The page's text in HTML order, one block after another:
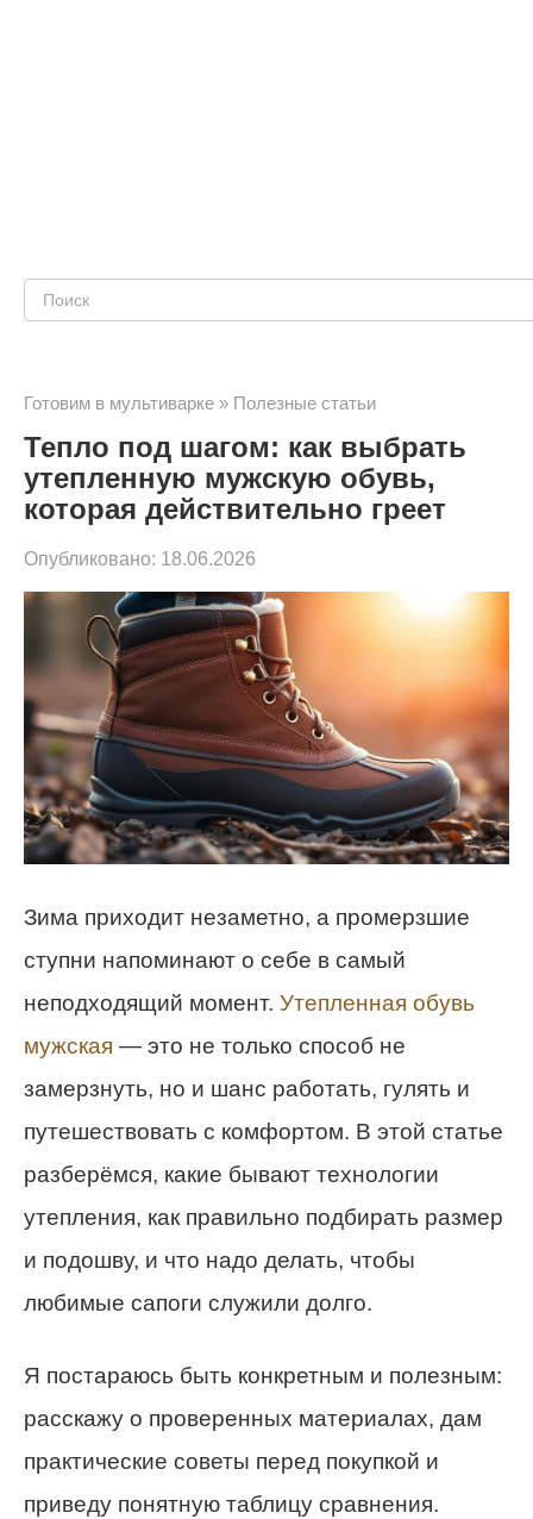
Поиск:
Готовим в мультиварке » Полезные статьи
Тепло под шагом: как выбрать
утепленную мужскую обувь,
которая действительно греет
Опубликовано: 18.06.2026
Зима приходит незаметно, а промерзшие
ступни напоминают о себе в самый
неподходящий момент. Утепленная обувь
мужская — это не только способ не
замерзнуть, но и шанс работать, гулять и
путешествовать с комфортом. В этой статье
разберёмся, какие бывают технологии
утепления, как правильно подбирать размер
и подошву, и что надо делать, чтобы
любимые сапоги служили долго.
Я постараюсь быть конкретным и полезным:
расскажу о проверенных материалах, дам
практические советы перед покупкой и
приведу понятную таблицу сравнения.